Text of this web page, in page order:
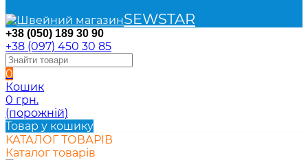
SEWSTAR
+38 (050) 189 30 90
+38 (097) 450 30 85
0
Кошик
0 грн.
(порожній)
Товар у кошику
КАТАЛОГ ТОВАРІВ
Каталог товарів